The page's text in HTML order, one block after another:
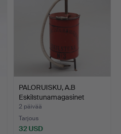
PALORUISKU, A.B
Eskilstunamagasinet
Eskils…
2 päivää
Tarjous
32 USD